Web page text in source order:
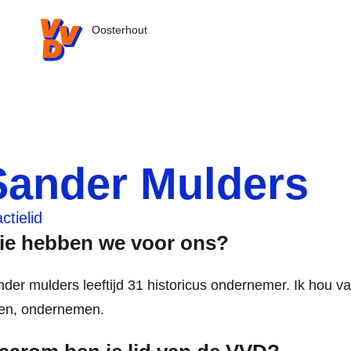
VVD.nl - Ga naar de homepage
Oosterhout
Mulders
hebben we voor ons?
mulders leeftijd 31 historicus ondernemer. Ik hou
ondernemen.